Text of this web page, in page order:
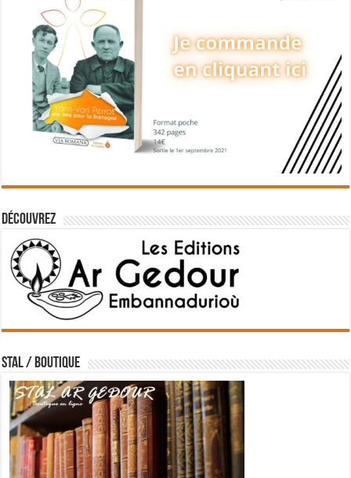
Découvrez
STAL / BOUTIQUE